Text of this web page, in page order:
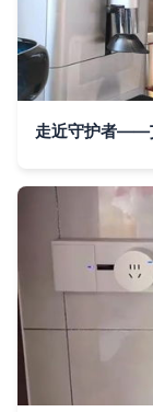
走近守护者——